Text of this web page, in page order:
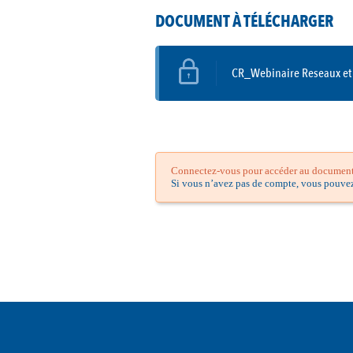
DOCUMENT À TÉLÉCHARGER
CR_Webinaire Reseaux
Connectez-vous pour accéder au
Si vous n’avez pas de compte, vous